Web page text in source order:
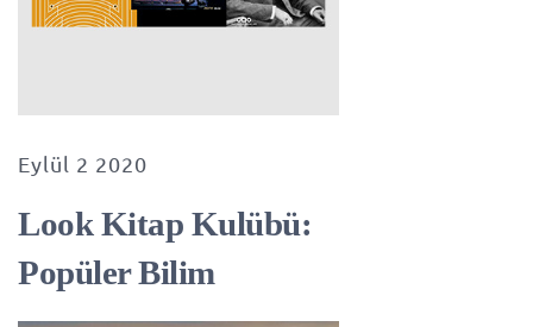
Eylül 2 2020
Look Kitap Kulübü:
Popüler Bilim